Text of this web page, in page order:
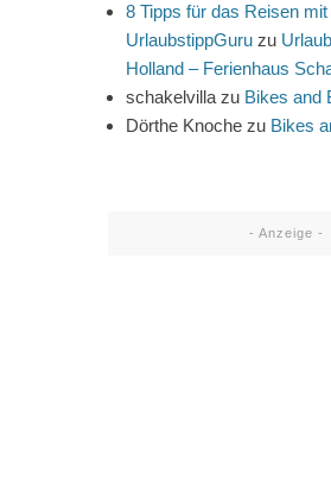
8 Tipps für das Reisen
UrlaubstippGuru zu
Holland – Ferienhaus
schakelvilla zu Bikes and
Dörthe Knoche zu Bikes
- Anzeige -